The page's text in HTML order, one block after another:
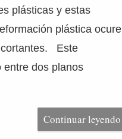
plásticas y estas
plástica ocure
cortantes. Este
entre dos planos
Continuar leyendo